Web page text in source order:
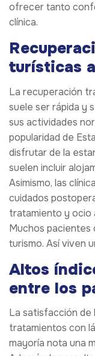
ofrecer tanto
clínica.
turísticas
La recuperación
suele ser rápida y
sus actividades
popularidad de
disfrutar de la
suelen incluir
Asimismo, las
cuidados
tratamiento y ocio
Muchos pacientes
turismo. Así viven
Altos
entre los
La satisfacción de
tratamientos con
mayoría nota una